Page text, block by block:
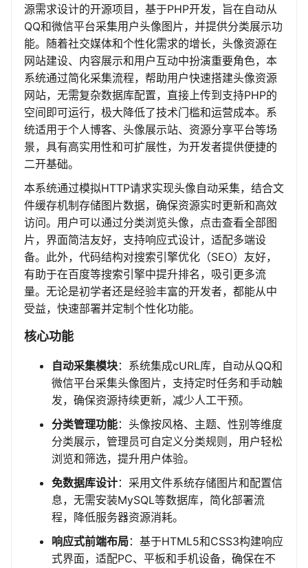
源需求设计的开源项目，基于PHP开发，旨在自动从
QQ和微信平台采集用户头像图片，并提供分类展示功
能。随着社交媒体和个性化需求的增长，头像资源在
网站建设、内容展示和用户互动中扮演重要角色，本
系统通过简化采集流程，帮助用户快速搭建头像资源
网站，无需复杂数据库配置，直接上传到支持PHP的
空间即可运行，极大降低了技术门槛和运营成本。系
统适用于个人博客、头像展示站、资源分享平台等场
景，具有高实用性和可扩展性，为开发者提供便捷的
二开基础。
本系统通过模拟HTTP请求实现头像自动采集，结合文
件缓存机制存储图片数据，确保资源实时更新和高效
访问。用户可以通过分类浏览头像，点击查看全部图
片，界面简洁友好，支持响应式设计，适配多端设
备。此外，代码结构对搜索引擎优化（SEO）友好，
有助于在百度等搜索引擎中提升排名，吸引更多流
量。无论是初学者还是经验丰富的开发者，都能从中
受益，快速部署并定制个性化功能。
核心功能
自动采集模块：系统集成cURL库，自动从QQ和
微信平台采集头像图片，支持定时任务和手动触
发，确保资源持续更新，减少人工干预。
分类管理功能：头像按风格、主题、性别等维度
分类展示，管理员可自定义分类规则，用户轻松
浏览和筛选，提升用户体验。
免数据库设计：采用文件系统存储图片和配置信
息，无需安装MySQL等数据库，简化部署流
程，降低服务器资源消耗。
响应式前端布局：基于HTML5和CSS3构建响应
式界面，适配PC、平板和手机设备，确保在不